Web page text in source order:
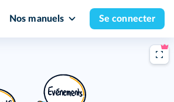
Nos manuels Se connecter